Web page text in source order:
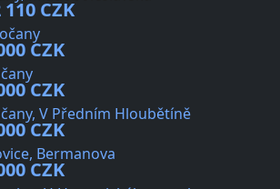
110 CZK
CZK
CZK
V Předním Hloubětíně
CZK
Bermanova
CZK